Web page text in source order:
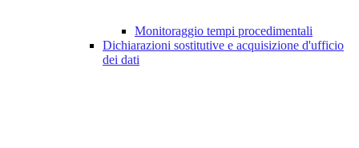
Monitoraggio tempi procedimentali
Dichiarazioni sostitutive e acquisizione d'ufficio
dei dati